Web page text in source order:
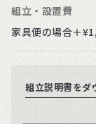
組立・設置費
家具便の場合＋
組立説明書をダ